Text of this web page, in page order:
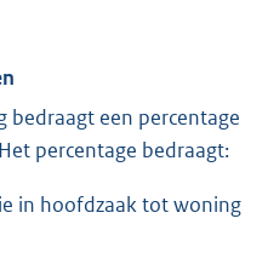
bedraagt een percentage
percentage bedraagt:
in hoofdzaak tot woning